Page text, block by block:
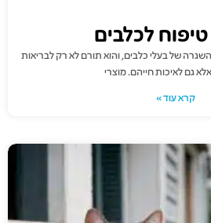
טיפוח לכלבים
של בעלי כלבים, והוא תורם לא רק לבריאות
גם לאיכות חייהם. מוצרי
קרא עוד »